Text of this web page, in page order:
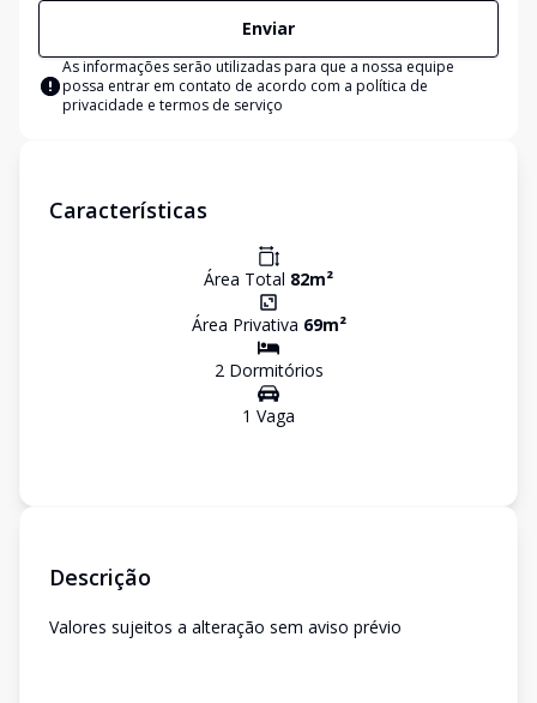
Enviar
As informações serão utilizadas para que a nossa equipe
possa entrar em contato de acordo com a política de
privacidade e termos de serviço
Características
Área Total 82m²
Área Privativa 69m²
2Dormitórios
1 Vaga
Descrição
Valores sujeitos a alteração sem aviso prévio